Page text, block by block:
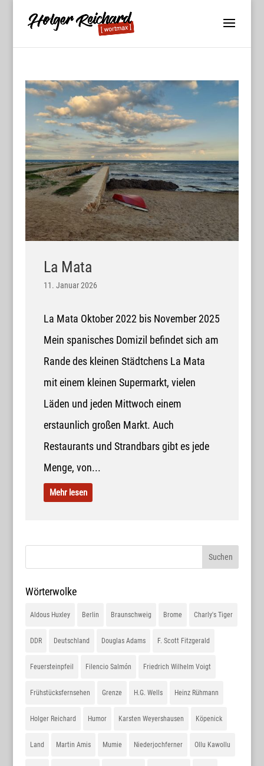
La Mata
11. Januar 2026
La Mata Oktober 2022 bis November 2025
Mein spanisches Domizil befindet sich am
Rande des kleinen Städtchens La Mata
mit einem kleinen Supermarkt, vielen
Läden und jeden Mittwoch einem
erstaunlich großen Markt. Auch
Restaurants und Strandbars gibt es jede
Menge, von...
Mehr lesen
Wörterwolke
Aldous Huxley Berlin Braunschweig Brome Charly's Tiger
DDR Deutschland Douglas Adams F. Scott Fitzgerald
Feuersteinpfeil Filencio Salmón Friedrich Wilhelm Voigt
Frühstücksfernsehen Grenze H.G. Wells Heinz Rühmann
Holger Reichard Humor Karsten Weyershausen Köpenick
Land Martin Amis Mumie Niederjochferner Ollu Kawollu